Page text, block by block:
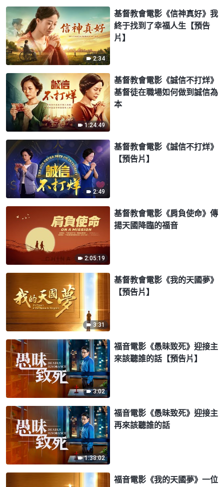
2:34
基督教會電影《信神真好》我
終于找到了幸福人生【預告
片】
1:24:49
基督教會電影《誠信不打烊》
基督徒在職場如何做到誠信為
本
2:49
基督教會電影《誠信不打烊》
【預告片】
2:05:19
基督教會電影《肩負使命》傳
揚天國降臨的福音
3:31
基督教會電影《我的天國夢》
【預告片】
3:02
福音電影《愚昧致死》迎接主
來該聽誰的話【預告片】
1:38:02
福音電影《愚昧致死》迎接主
再來該聽誰的話
福音電影《我的天國夢》一位